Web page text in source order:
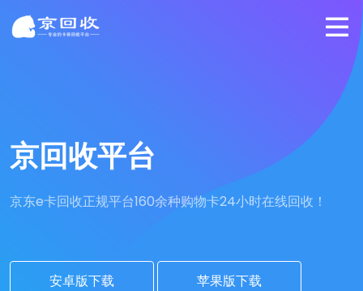
京回收平台
京东e卡回收正规平台160余种购物卡24小时在线回收！
安卓版下载 苹果版下载